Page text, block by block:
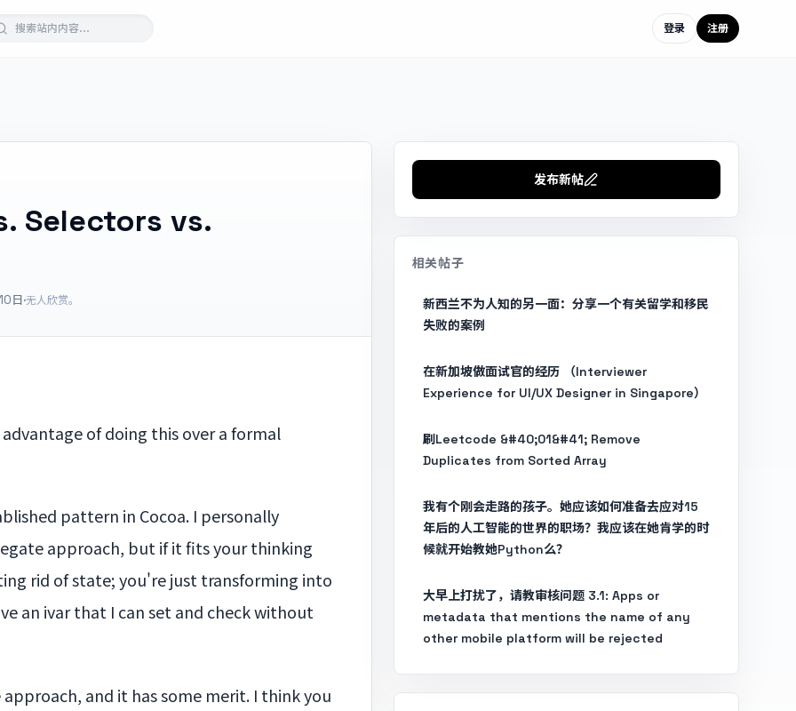
登录 注册
Selectors vs.
日·无人欣赏。
of doing this over a formal
pattern in Cocoa. I personally
approach, but if it fits your thinking
rid of state; you're just transforming into
an ivar that I can set and check without
and it has some merit. I think you
发布新帖
相关帖子
新西兰不为人知的另一面：分享一个有关留学和移民
失败的案例
在新加坡做面试官的经历 （Interviewer
Experience for UI/UX Designer in Singapore）
刷Leetcode &#40;01&#41; Remove
Duplicates from Sorted Array
我有个刚会走路的孩子。她应该如何准备去应对15
年后的人工智能的世界的职场？我应该在她肯学的时
候就开始教她Python么？
大早上打扰了，请教审核问题 3.1: Apps or
metadata that mentions the name of any
other mobile platform will be rejected